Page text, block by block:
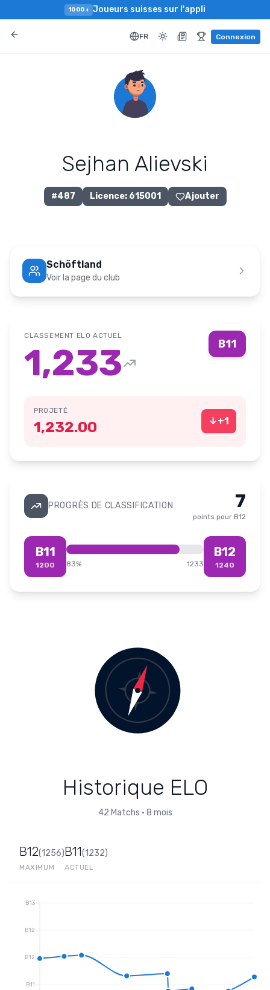
1000+ Joueurs suisses sur l'appli
FR Connexion
Sejhan Alievski
#487 Licence: 615001 Ajouter
Schöftland
Voir la page du club
B11
CLASSEMENT ELO ACTUEL
1,233
PROJETÉ
1,232.00 ↓+1
PROGRÈS DE CLASSIFICATION 7
points pour B12
B11
1200 83% 1233
B12
1240
Historique ELO
42 Matchs • 8 mois
B12(1256)
MAXIMUM
B11(1232)
ACTUEL
B11
B12
B12
B13